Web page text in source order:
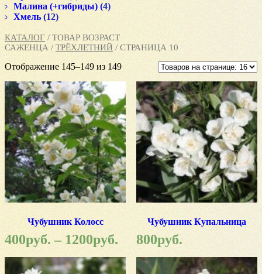
КАТАЛОГ / ТОВАР ВОЗРАСТ
САЖЕНЦА / ТРЁХЛЕТНИЙ / СТРАНИЦА 10
Отображение 145–149 из 149
Чубушник Колосс
400руб.– 1200руб.
Чубушник Купальница
800руб.
Малина (+гибриды) (4)
Хмель (12)